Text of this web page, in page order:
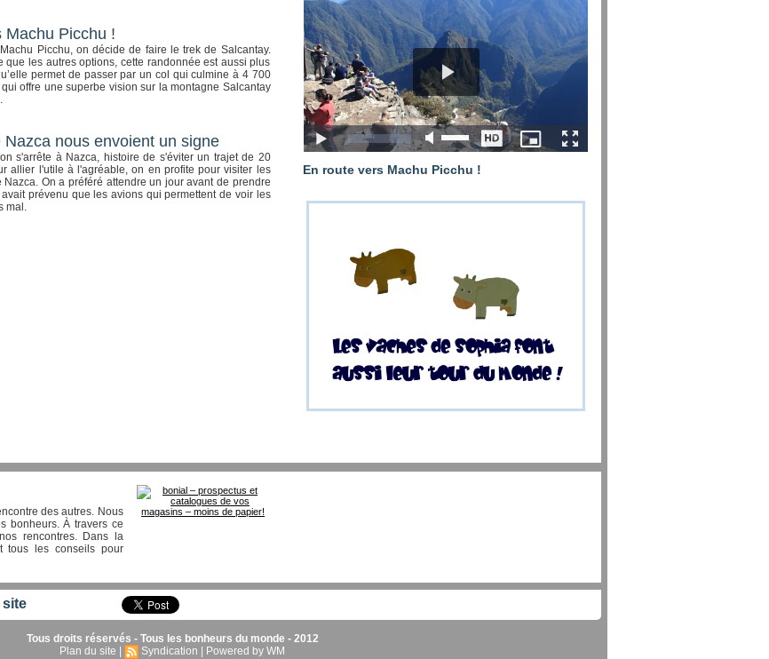
Machu Picchu !
Picchu, on décide de faire le trek de Salcantay.
que les autres options, cette randonnée est aussi plus
permet de passer par un col qui culmine à 4 700
qui offre une superbe vision sur la montagne Salcantay
Nazca nous envoient un signe
s'arrête à Nazca, histoire de s'éviter un trajet de 20
allier l'utile à l'agréable, on en profite pour visiter les
Nazca. On a préféré attendre un jour avant de prendre
avait prévenu que les avions qui permettent de voir les
mal.
En route vers Machu Picchu !
des autres. Nous
bonheurs. À travers ce
rencontres. Dans la
tous les conseils pour
site
Tous droits réservés - Tous les bonheurs du monde - 2012
Plan du site
Syndication Powered by WM